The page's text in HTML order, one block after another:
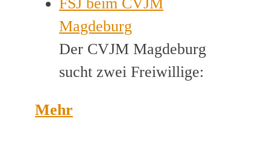
Magdeburg
Der CVJM Magdeburg
sucht zwei Freiwillige:
Mehr